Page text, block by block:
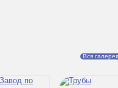
Вся галерея